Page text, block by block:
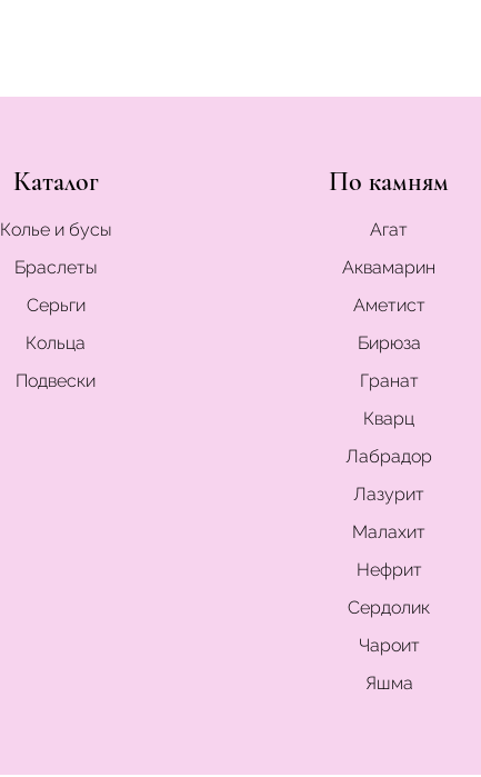
Каталог
Колье и бусы
Браслеты
Серьги
Кольца
Подвески
По камням
Агат
Аквамарин
Аметист
Бирюза
Гранат
Кварц
Лабрадор
Лазурит
Малахит
Нефрит
Сердолик
Чароит
Яшма